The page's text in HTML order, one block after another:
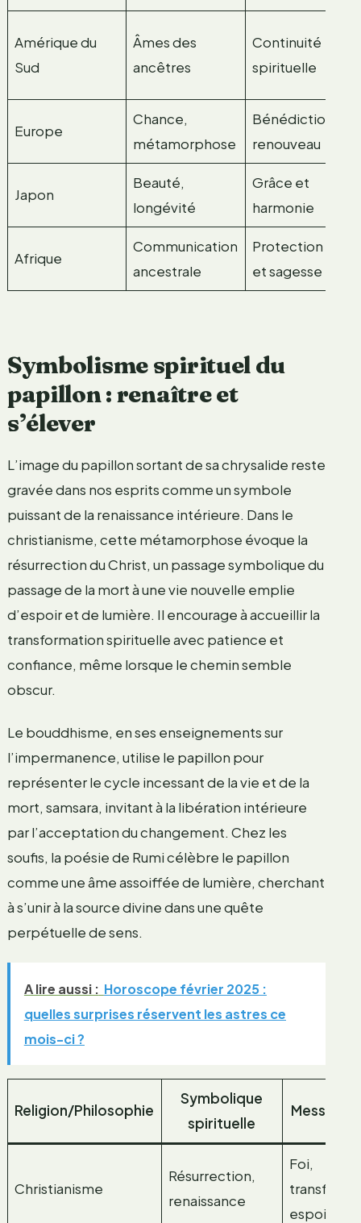
Amérique du
Sud
Âmes des
ancêtres
Continuité
spirituelle
Europe
Chance,
métamorphose
Bénédiction,
renouveau
Japon
Beauté,
longévité
Grâce et
harmonie
Afrique
Communication
ancestrale
Protection
et sagesse
Symbolisme spirituel du
papillon : renaître et
s’élever
L’image du papillon sortant de sa chrysalide reste
gravée dans nos esprits comme un symbole
puissant de la renaissance intérieure. Dans le
christianisme, cette métamorphose évoque la
résurrection du Christ, un passage symbolique du
passage de la mort à une vie nouvelle emplie
d’espoir et de lumière. Il encourage à accueillir la
transformation spirituelle avec patience et
confiance, même lorsque le chemin semble
obscur.
Le bouddhisme, en ses enseignements sur
l’impermanence, utilise le papillon pour
représenter le cycle incessant de la vie et de la
mort, samsara, invitant à la libération intérieure
par l’acceptation du changement. Chez les
soufis, la poésie de Rumi célèbre le papillon
comme une âme assoiffée de lumière, cherchant
à s’unir à la source divine dans une quête
perpétuelle de sens.
A lire aussi : Horoscope février 2025 :
quelles surprises réservent les astres ce
mois-ci ?
Religion/Philosophie
Symbolique
spirituelle
Christianisme
Résurrection,
renaissance
Foi,
espoir